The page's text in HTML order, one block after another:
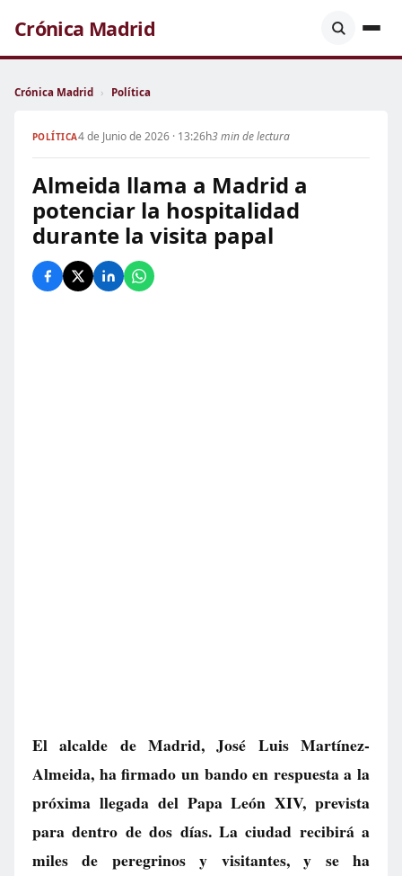
Crónica Madrid
Crónica Madrid › Política
POLÍTICA4 de Junio de 2026 · 13:26h3 min de lectura
Almeida llama a Madrid a
potenciar la hospitalidad
durante la visita papal
El alcalde de Madrid, José Luis Martínez-
Almeida, ha firmado un bando en respuesta a la
próxima llegada del Papa León XIV, prevista
para dentro de dos días. La ciudad recibirá a
miles de peregrinos y visitantes, y se ha